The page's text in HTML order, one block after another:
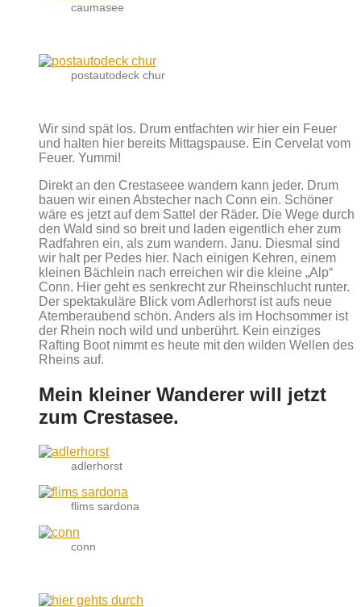
caumasee
postautodeck chur
Wir sind spät los. Drum entfachten wir hier ein Feuer
und halten hier bereits Mittagspause. Ein Cervelat vom
Feuer. Yummi!
Direkt an den Crestaseee wandern kann jeder. Drum
bauen wir einen Abstecher nach Conn ein. Schöner
wäre es jetzt auf dem Sattel der Räder. Die Wege durch
den Wald sind so breit und laden eigentlich eher zum
Radfahren ein, als zum wandern. Janu. Diesmal sind
wir halt per Pedes hier. Nach einigen Kehren, einem
kleinen Bächlein nach erreichen wir die kleine „Alp“
Conn. Hier geht es senkrecht zur Rheinschlucht runter.
Der spektakuläre Blick vom Adlerhorst ist aufs neue
Atemberaubend schön. Anders als im Hochsommer ist
der Rhein noch wild und unberührt. Kein einziges
Rafting Boot nimmt es heute mit den wilden Wellen des
Rheins auf.
Mein kleiner Wanderer will jetzt
zum Crestasee.
adlerhorst
flims sardona
conn